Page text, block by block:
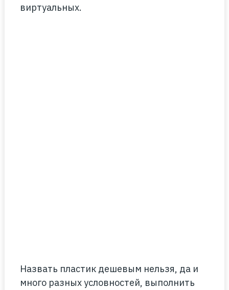
виртуальных.
Назвать пластик дешевым нельзя, да и
много разных условностей, выполнить